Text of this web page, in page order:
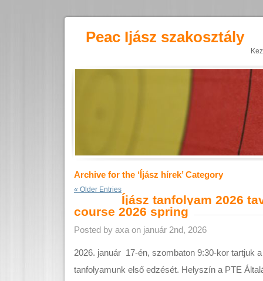
Peac Ijász szakosztály
Archive for the ‘Íjász hírek’ Category
« Older Entries
Íjász tanfolyam 2026
course 2026 spring
Posted by axa on január 2nd, 2026
2026. január 17-én, szombaton 9:30-kor tartjuk
tanfolyamunk első edzését. Helyszín a PTE